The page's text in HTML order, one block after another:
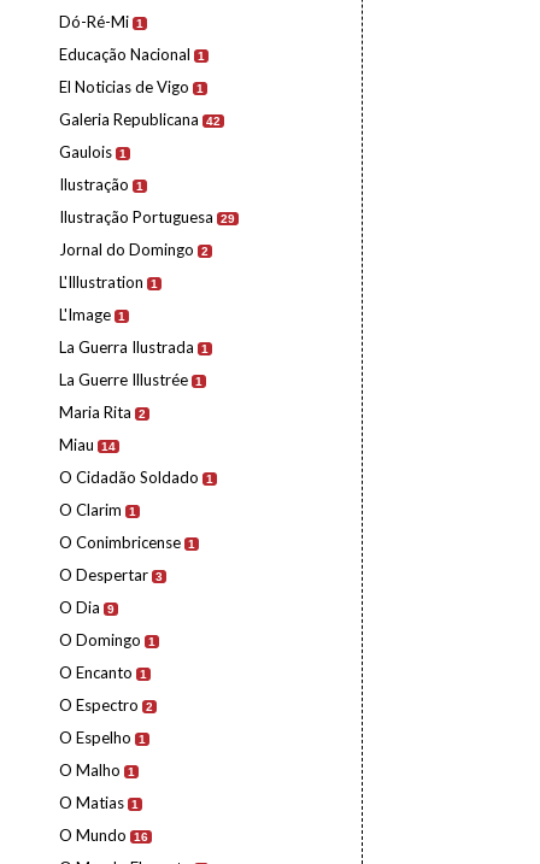
Dó-Ré-Mi 1
Educação Nacional 1
El Noticias de Vigo 1
Galeria Republicana 42
Gaulois 1
Ilustração 1
Ilustração Portuguesa 29
Jornal do Domingo 2
L'Illustration 1
L'Image 1
La Guerra Ilustrada 1
La Guerre Illustrée 1
Maria Rita 2
Miau 14
O Cidadão Soldado 1
O Clarim 1
O Conimbricense 1
O Despertar 3
O Dia 9
O Domingo 1
O Encanto 1
O Espectro 2
O Espelho 1
O Malho 1
O Matias 1
O Mundo 16